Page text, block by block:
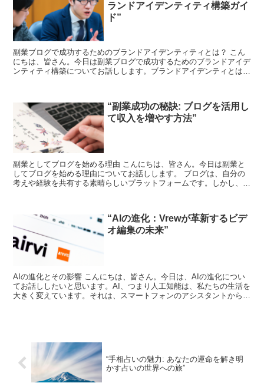
ランドアイデンティティ構築ガイ
ド”
副業ブログで成功するためのブランドアイデンティティとは？ こん
にちは、皆さん。今日は副業ブログで成功するためのブランドアイデ
ンティティ構築についてお話しします。ブランドアイデンティとは、
“副業成功の秘訣: ブログを活用し
て収入を増やす方法”
副業としてブログを始める理由 こんにちは、皆さん。今日は副業と
してブログを始める理由についてお話しします。 ブログは、自分の
考えや経験を共有する素晴らしいプラットフォームです。しかし、そ
“AIの進化：Vrewが革新するビデ
オ編集の未来”
AIの進化とその影響 こんにちは、皆さん。今日は、AIの進化につい
てお話ししたいと思います。AI、つまり人工知能は、私たちの生活を
大きく変えています。それは、スマートフォンのアシスタントから自
“手相占いの魅力: あなたの運命を解き明
かす占いの世界への旅”